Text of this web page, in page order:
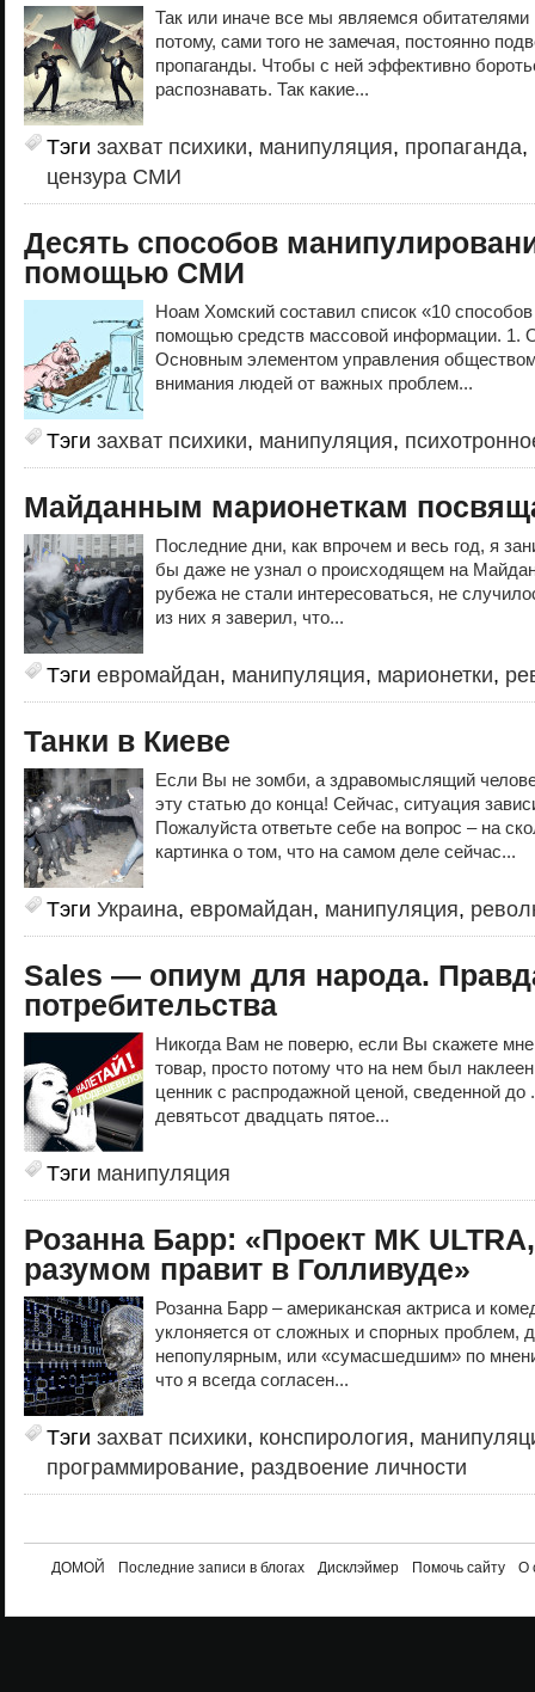
Так или иначе все мы являемся обитателями
потому, сами того не замечая, постоянно
пропаганды. Чтобы с ней эффективно
распознавать. Так какие...
Тэги захват психики, манипуляция, пропаганда,
цензура СМИ
Десять способов
помощью СМИ
Ноам Хомский составил список «10
помощью средств массовой информации. 1.
Основным элементом управления
внимания людей от важных проблем...
Тэги захват психики, манипуляция,
Майданным марионеткам
Последние дни, как впрочем и весь год, я
бы даже не узнал о происходящем на
рубежа не стали интересоваться, не
из них я заверил, что...
Тэги евромайдан, манипуляция, марионетки,
Танки в Киеве
Если Вы не зомби, а здравомыслящий
эту статью до конца! Сейчас, ситуация
Пожалуйста ответьте себе на вопрос – на
картинка о том, что на самом деле сейчас...
Тэги Украина, евромайдан, манипуляция,
Sales — опиум для народа.
потребительства
Никогда Вам не поверю, если Вы скажете
товар, просто потому что на нем был
ценник с распродажной ценой, сведенной до
девятьсот двадцать пятое...
Тэги манипуляция
Розанна Барр: «Проект MK
разумом правит в Голливуде»
Розанна Барр – американская актриса и
уклоняется от сложных и спорных проблем,
непопулярным, или «сумасшедшим» по
что я всегда согласен...
Тэги захват психики, конспирология,
программирование, раздвоение личности
ДОМОЙ Последние записи в блогах Дисклэймер Помочь сайту О